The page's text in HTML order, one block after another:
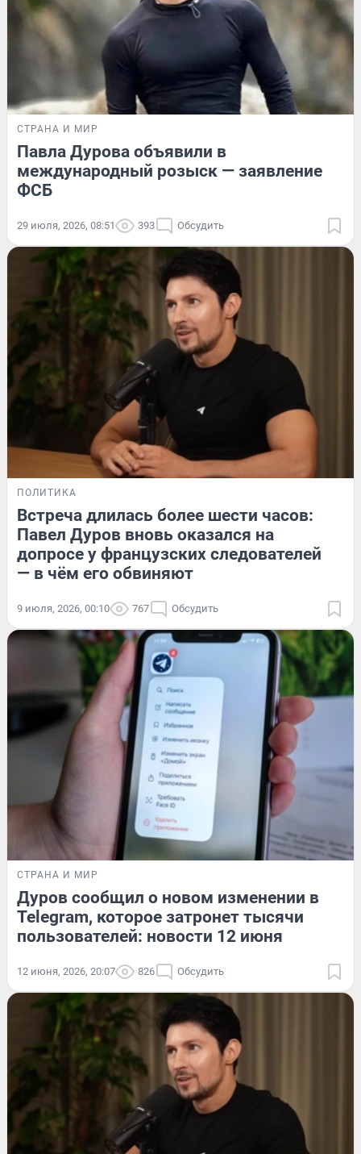
СТРАНА И МИР
Павла Дурова объявили в
международный розыск — заявление
ФСБ
29 июля, 2026, 08:51 393 Обсудить
ПОЛИТИКА
Встреча длилась более шести часов:
Павел Дуров вновь оказался на
допросе у французских следователей
— в чём его обвиняют
9 июля, 2026, 00:10 767 Обсудить
СТРАНА И МИР
Дуров сообщил о новом изменении в
Telegram, которое затронет тысячи
пользователей: новости 12 июня
12 июня, 2026, 20:07 826 Обсудить